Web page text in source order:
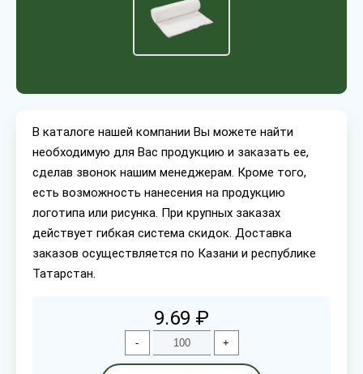
В каталоге нашей компании Вы можете найти
необходимую для Вас продукцию и заказать ее,
сделав звонок нашим менеджерам. Кроме того,
есть возможность нанесения на продукцию
логотипа или рисунка. При крупных заказах
действует гибкая система скидок. Доставка
заказов осуществляется по Казани и республике
Татарстан.
9.69 ₽
- +